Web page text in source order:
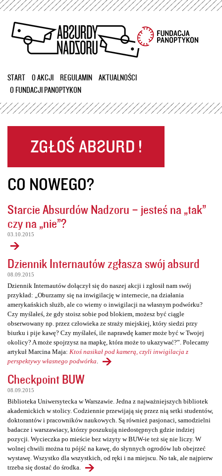
Przejdź
treści
START O AKCJI REGULAMIN
AKTUALNOŚCI
O FUNDACJI PANOPTYKON
CO NOWEGO?
Starcie Absurdów Nadzoru – jesteś na „tak”
czy na „nie”?
03.10.2015
Dziennik Internautów zgłasza swój absurd
08.09.2015
Dziennik Internautów dołączył się do naszej akcji i zgłosił nam swój
przykład: „Oburzamy się na inwigilację w internecie, na działania
amerykańskich służb, ale co wiemy o inwigilacji na własnym podwórku?
Czy myślałeś, że gdy stoisz sobie pod blokiem, możesz być ciągle
obserwowany np. przez człowieka ze straży miejskiej, który siedzi przy
biurku i pije kawę? Czy myślałeś, ile naprawdę kamer może być w Twojej
okolicy? A może spojrzysz na mapkę, która może to ukazywać?”. Polecamy
artykuł Marcina Maja: Ktoś nasikał pod kamerą, czyli inwigilacja z
perspektywy własnego podwórka
Checkpoint BUW
08.09.2015
Biblioteka Uniwersytecka w Warszawie. Jedna z najważniejszych bibliotek
akademickich w stolicy. Codziennie przewijają się przez nią setki studentów,
doktorantów i pracowników naukowych. Są również pasjonaci, samodzielni
badacze i warszawiacy, którzy poszukują niedostępnych gdzie indziej
pozycji. Wycieczka po mieście bez wizyty w BUW-ie też się nie liczy. W
wolnej chwili można tu pójść na kawę, do słynnych ogrodów lub obejrzeć
wystawę. Wszystko dla wszystkich, od ręki i na miejscu. No tak, ale najpierw
trzeba się dostać do środka.